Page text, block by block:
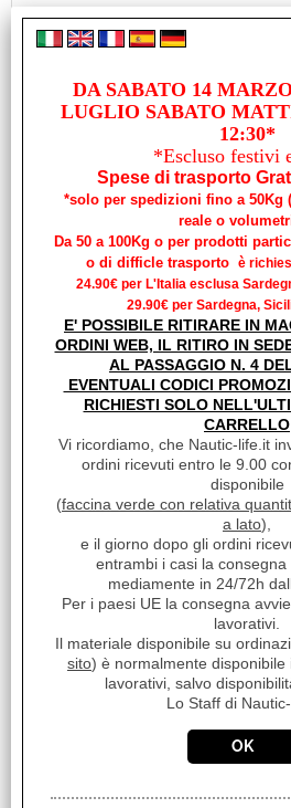
CORDA ELASTICA UP Ø MM.4
Marca:
Corda elastica speciale "Marina"
all'interno di lattice di gomma e
multifilamenti di poliestere.
Disponibilità:
Disponibile su Ordinazione in circa 10/
non vincolante)
Prezzo:
Sconto 41.7%
0,60
CORDA ELASTICA UP Ø MM.5
Marca:
DA SABATO 14
LUGLIO SABATO
12:30*
*Escluso festivi
Spese di trasporto
*solo per spedizioni fino a 50Kg
reale o
Da 50 a 100Kg o per prodotti
o di difficle trasporto è
24.90€ per L'Italia esclusa
29.90€ per Sardegna,
E' POSSIBILE RITIRARE IN
ORDINI WEB, IL RITIRO IN
AL PASSAGGIO N. 4
EVENTUALI CODICI
RICHIESTI SOLO
CARRELLO
Vi ricordiamo, che Nautic-life.it
ordini ricevuti entro le 9.00
disponibile
(faccina verde con relativa
a lato),
e il giorno dopo gli ordini
entrambi i casi la consegna
mediamente in 24/72h
Per i paesi UE la consegna
lavorativi.
Il materiale disponibile su
sito) è normalmente
lavorativi, salvo
Lo Staff di